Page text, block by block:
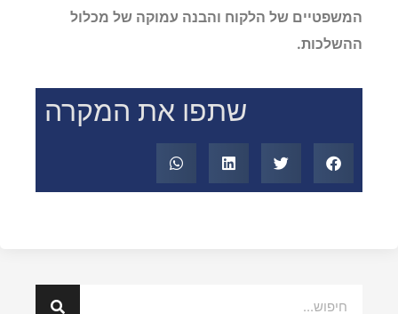
המשפטיים של הלקוח והבנה עמוקה של מכלול
ההשלכות.
שתפו את המקרה